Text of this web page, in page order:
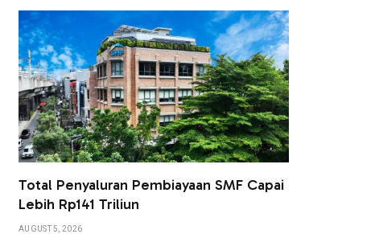
Total Penyaluran Pembiayaan SMF Capai
Lebih Rp141 Triliun
AUGUST 5, 2026